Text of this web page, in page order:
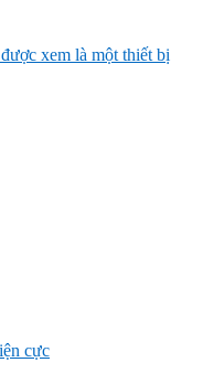
xem là một thiết bị